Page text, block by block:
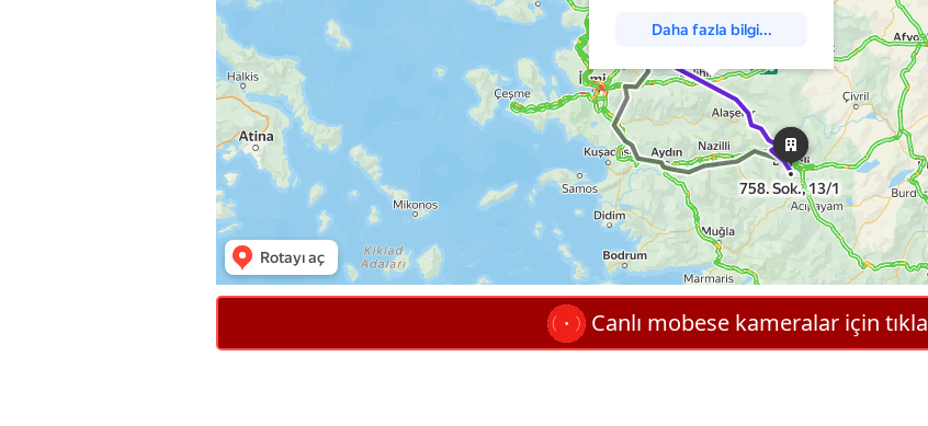
Canlı mobese kameralar için tıkla